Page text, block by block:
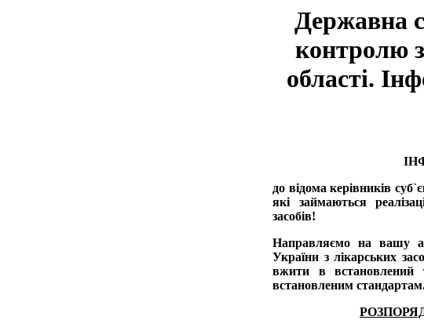
Державна
контролю
області.
до відома керівників
які займаються
засобів!
Направляємо на вашу
України з лікарських
вжити в встановлений
встановленим